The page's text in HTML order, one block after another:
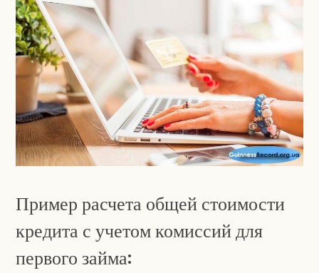
Пример расчета общей стоимости
кредита с учетом комиссий для
первого займа: